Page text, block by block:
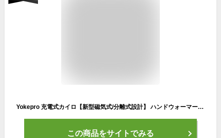
Yokepro 充電式カイロ【新型磁気式/分離式設計】 ハンドウォーマー 電気カイロ 高速加熱 3段階温度調節 長時間持続 LED表示 急速充電ポート 電気あんか かいろ 繰り返し使える アウトドア 防寒グッズ お年寄り/子供/家族/友達 クリスマスプレゼント お祝いの贈り物 日本語説明書付き（ブラック）
この商品をサイトでみる